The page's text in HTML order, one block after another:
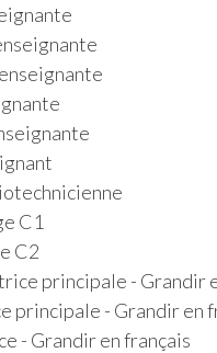
C1
C2
principale - Grandir
principale - Grandir en
- Grandir en français